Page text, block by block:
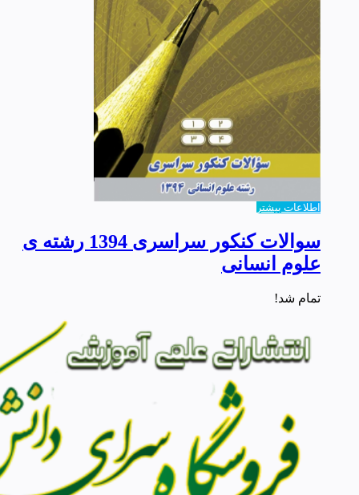
اطلاعات بیشتر
سوالات کنکور سراسری 1394 رشته ی
علوم انسانی
تمام شد!